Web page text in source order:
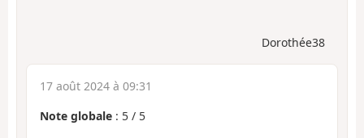
Dorothée38
17 août 2024 à 09:31
Note globale : 5 / 5